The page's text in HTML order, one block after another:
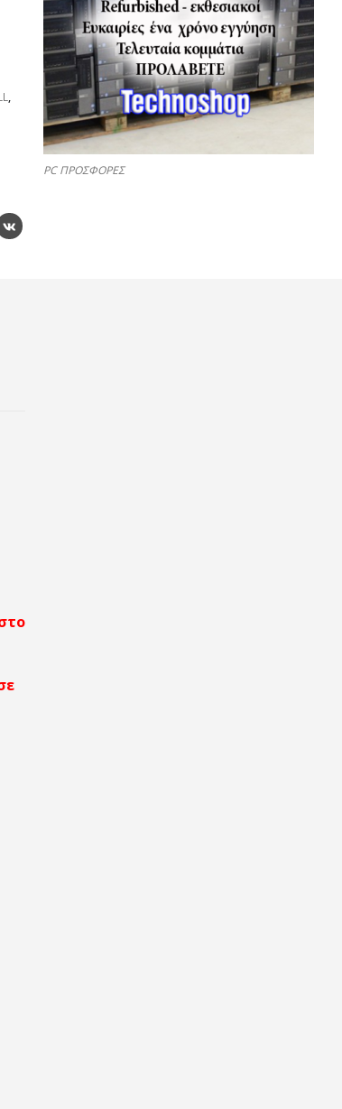
,
PC ΠΡΟΣΦΟΡΕΣ